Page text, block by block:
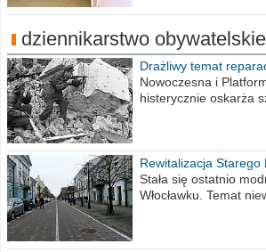
dziennikarstwo obywatelskie
Drażliwy temat
Nowoczesna i
histerycznie oskarża
Rewitalizacja Starego
Stała się ostatnio
Włocławku. Temat